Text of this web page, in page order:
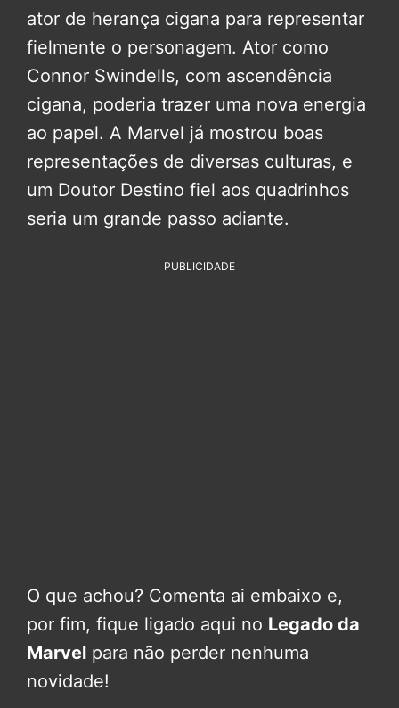
ator de herança cigana para representar
fielmente o personagem. Ator como
Connor Swindells, com ascendência
cigana, poderia trazer uma nova energia
ao papel. A Marvel já mostrou boas
representações de diversas culturas, e
um Doutor Destino fiel aos quadrinhos
seria um grande passo adiante.
PUBLICIDADE
O que achou? Comenta ai embaixo e,
por fim, fique ligado aqui no Legado da
Marvel para não perder nenhuma
novidade!